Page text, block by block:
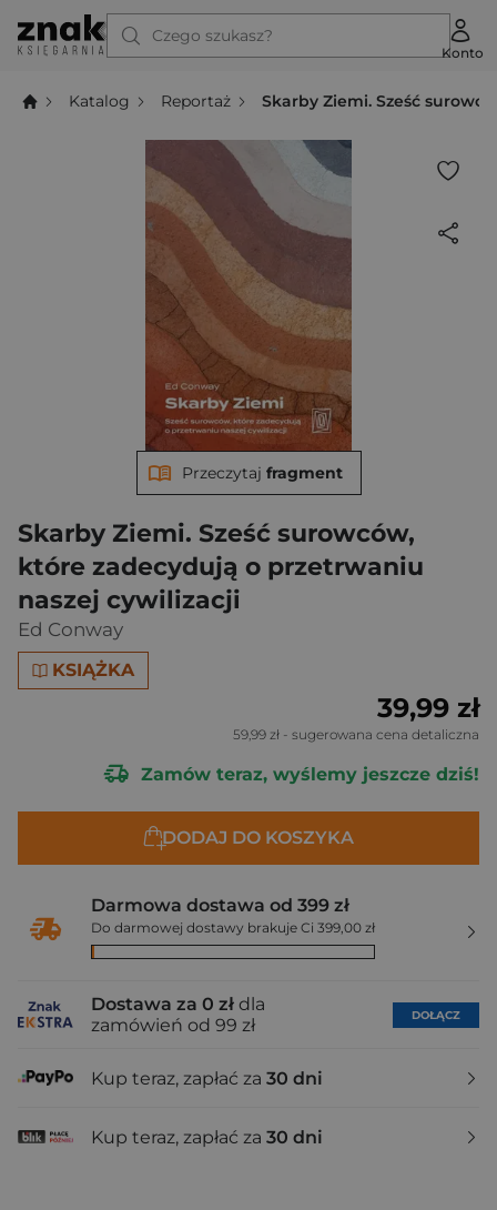
Czego szukasz?
Konto
Katalog Reportaż Skarby Ziemi. Sześć
Skarby Ziemi. Sześć surowców,
które zadecydują o przetrwaniu
naszej cywilizacji
Ed Conway
KSIĄŻKA
Przeczytaj fragment
39,99 zł
59,99 zł - sugerowana cena detaliczna
Zamów teraz, wyślemy jeszcze dziś!
DODAJ DO KOSZYKA
Darmowa dostawa od 399 zł
Do darmowej dostawy brakuje Ci 399,00 zł
Dostawa za 0 zł dla
zamówień od 99 zł
DOŁĄCZ
Kup teraz, zapłać za 30 dni
Kup teraz, zapłać za 30 dni